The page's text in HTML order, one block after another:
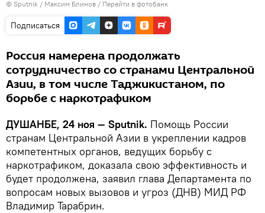
© Sputnik / Максим Блинов / Перейти в фотобанк
Подписаться
Россия намерена продолжать
сотрудничество со странами Центральной
Азии, в том числе Таджикистаном, по
борьбе с наркотрафиком
ДУШАНБЕ, 24 ноя — Sputnik. Помощь России
странам Центральной Азии в укреплении кадров
компетентных органов, ведущих борьбу с
наркотрафиком, доказала свою эффективность и
будет продолжена, заявил глава Департамента по
вопросам новых вызовов и угроз (ДНВ) МИД РФ
Владимир Тарабрин.